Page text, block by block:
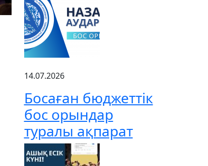
14.07.2026
Босаған бюджеттік
бос орындар
туралы ақпарат